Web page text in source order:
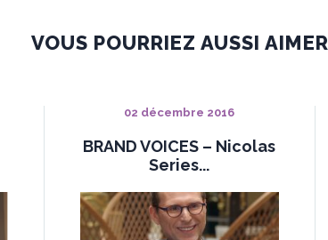
VOUS POURRIEZ AUSSI AIMER
02 décembre 2016
BRAND VOICES – Nicolas
Series...